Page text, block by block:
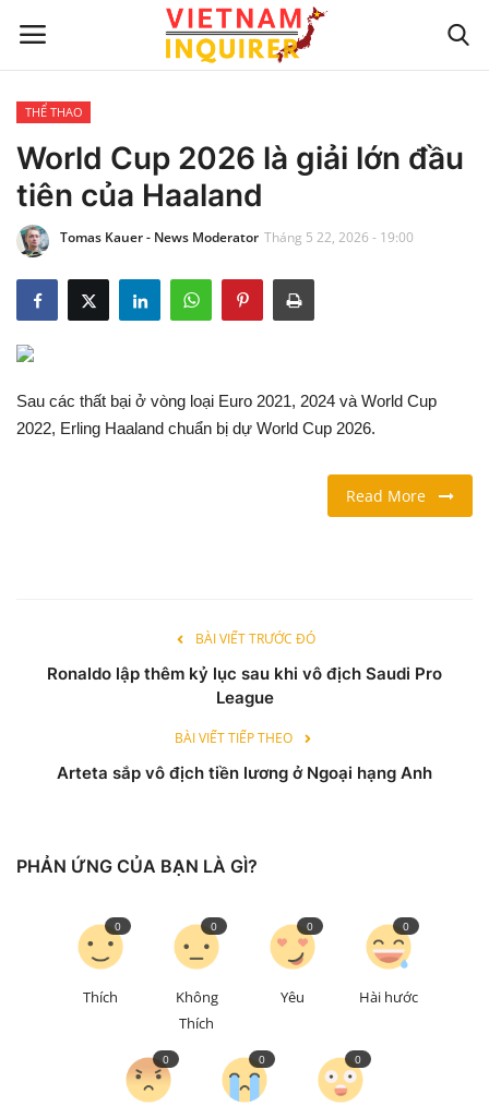
Trang chủ
Liên hệ
TIN TỨC THẾ GIỚI
CẬP NHẬT
CÔNG NGHỆ
Vietnamese
THỂ THAO
World Cup 2026 là giải lớn đầu
tiên của Haaland
Tomas Kauer - News Moderator Tháng 5 22, 2026 - 19:00
Sau các thất bại ở vòng loại Euro 2021, 2024 và World Cup
2022, Erling Haaland chuẩn bị dự World Cup 2026.
Read More
BÀI VIẾT TRƯỚC ĐÓ
Ronaldo lập thêm kỷ lục sau khi vô địch Saudi Pro
League
BÀI VIẾT TIẾP THEO
Arteta sắp vô địch tiền lương ở Ngoại hạng Anh
PHẢN ỨNG CỦA BẠN LÀ GÌ?
Thích
0
Không
Thích
0
Yêu
0
Hài hước
0
0 0 0